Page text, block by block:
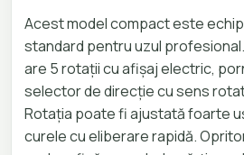
Acest model compact este
standard pentru uzul
are 5 rotații cu afișaj electric,
selector de direcție cu sens
Rotația poate fi ajustată foarte
curele cu eliberare rapidă.